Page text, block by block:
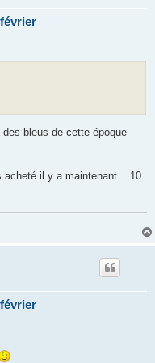
bleus de cette époque
acheté il y a maintenant... 10